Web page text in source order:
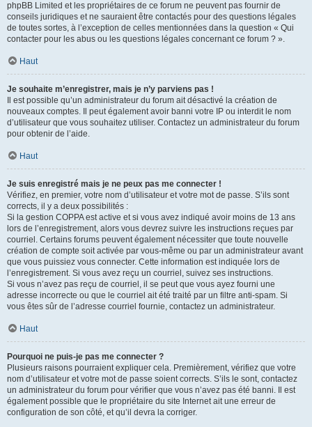
phpBB Limited et les propriétaires de ce forum ne peuvent pas fournir de
conseils juridiques et ne sauraient être contactés pour des questions légales
de toutes sortes, à l’exception de celles mentionnées dans la question « Qui
contacter pour les abus ou les questions légales concernant ce forum ? ».
Haut
Je souhaite m’enregistrer, mais je n’y parviens pas !
Il est possible qu’un administrateur du forum ait désactivé la création de
nouveaux comptes. Il peut également avoir banni votre IP ou interdit le nom
d’utilisateur que vous souhaitez utiliser. Contactez un administrateur du forum
pour obtenir de l’aide.
Haut
Je suis enregistré mais je ne peux pas me connecter !
Vérifiez, en premier, votre nom d’utilisateur et votre mot de passe. S’ils sont
corrects, il y a deux possibilités :
Si la gestion COPPA est active et si vous avez indiqué avoir moins de 13 ans
lors de l’enregistrement, alors vous devrez suivre les instructions reçues par
courriel. Certains forums peuvent également nécessiter que toute nouvelle
création de compte soit activée par vous-même ou par un administrateur avant
que vous puissiez vous connecter. Cette information est indiquée lors de
l’enregistrement. Si vous avez reçu un courriel, suivez ses instructions.
Si vous n’avez pas reçu de courriel, il se peut que vous ayez fourni une
adresse incorrecte ou que le courriel ait été traité par un filtre anti-spam. Si
vous êtes sûr de l’adresse courriel fournie, contactez un administrateur.
Haut
Pourquoi ne puis-je pas me connecter ?
Plusieurs raisons pourraient expliquer cela. Premièrement, vérifiez que votre
nom d’utilisateur et votre mot de passe soient corrects. S’ils le sont, contactez
un administrateur du forum pour vérifier que vous n’avez pas été banni. Il est
également possible que le propriétaire du site Internet ait une erreur de
configuration de son côté, et qu’il devra la corriger.